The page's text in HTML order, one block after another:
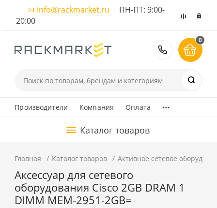
info@rackmarket.ru ПН-ПТ: 9:00-
20:00
8 (495)
0
Производители Компания Оплата ...
Каталог товаров
Главная Каталог товаров Активное сетевое
Аксессуар для сетевого
оборудования Cisco 2GB DRAM 1
DIMM MEM-2951-2GB=